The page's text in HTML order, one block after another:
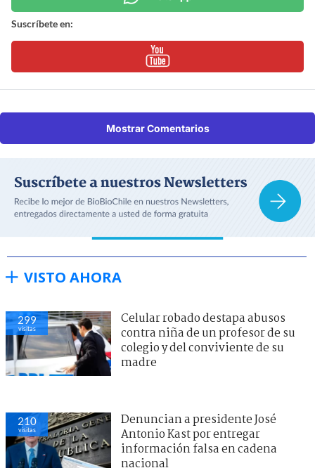
Suscríbete en:
Mostrar Comentarios
VISTO AHORA
299
visitas
Celular robado destapa abusos
contra niña de un profesor de su
colegio y del conviviente de su
madre
210
visitas
Denuncian a presidente José
Antonio Kast por entregar
información falsa en cadena
nacional